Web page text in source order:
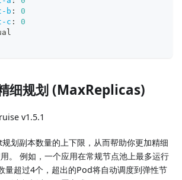
b :
0
c :
0
细规划 (MaxReplicas)
v1.5.1
划副本数量的上下限，从而帮助你更加精细
。 例如，一个应用在常规节点池上最多运行
量超过4个，超出的Pod将自动调度到弹性节